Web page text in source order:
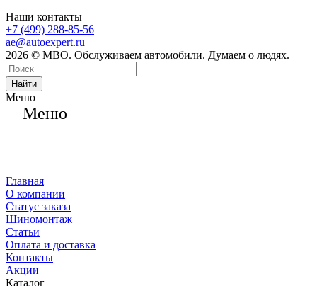
Наши контакты
+7 (499) 288-85-56
ae@autoexpert.ru
2026 © МВО. Обслуживаем автомобили. Думаем о людях.
Найти
Меню
Меню
Главная
О компании
Статус заказа
Шиномонтаж
Статьи
Оплата и доставка
Контакты
Акции
Каталог